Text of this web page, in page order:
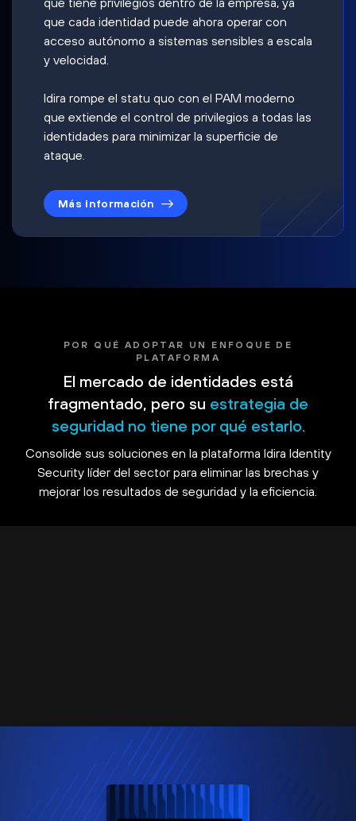
que cada identidad puede ahora operar con
acceso autónomo a sistemas sensibles a escala
y velocidad.
Idira rompe el statu quo con el PAM moderno
que extiende el control de privilegios a todas las
identidades para minimizar la superficie de
ataque.
Más información
POR QUÉ ADOPTAR UN ENFOQUE DE
PLATAFORMA
El mercado de identidades está
fragmentado, pero su estrategia de
seguridad no tiene por qué estarlo.
Consolide sus soluciones en la plataforma Idira Identity
Security líder del sector para eliminar las brechas y
mejorar los resultados de seguridad y la eficiencia.